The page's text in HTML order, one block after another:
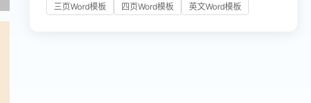
三页Word模板
四页Word模板 英文Word模板